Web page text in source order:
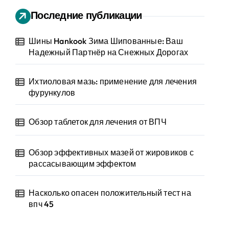
Последние публикации
Шины Hankook Зима Шипованные: Ваш
Надежный Партнёр на Снежных Дорогах
Ихтиоловая мазь: применение для лечения
фурункулов
Обзор таблеток для лечения от ВПЧ
Обзор эффективных мазей от жировиков с
рассасывающим эффектом
Насколько опасен положительный тест на
впч 45